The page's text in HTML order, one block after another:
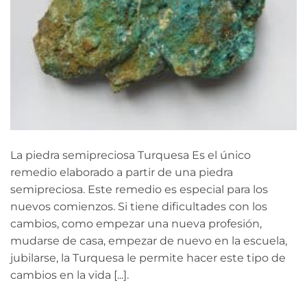
La piedra semipreciosa Turquesa Es el único
remedio elaborado a partir de una piedra
semipreciosa. Este remedio es especial para los
nuevos comienzos. Si tiene dificultades con los
cambios, como empezar una nueva profesión,
mudarse de casa, empezar de nuevo en la escuela,
jubilarse, la Turquesa le permite hacer este tipo de
cambios en la vida [...].